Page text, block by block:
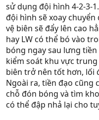
sử dụng đội hình 4-2-3-
đội hình sẽ xoay chuyển
vệ biên sẽ đẩy lên cao
hay LW có thể bó vào
bóng ngay sau lưng
kiểm soát khu vực
biên trở nên tốt hơn, lối
Ngoài ra, tiền đạo cũng
chỗ đón bóng và tìm
có thể đập nhả lại cho